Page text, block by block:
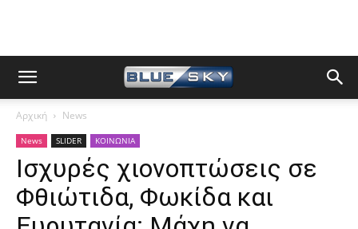
Αρχική News
News SLIDER ΚΟΙΝΩΝΙΑ
Ισχυρές χιονοπτώσεις σε
Φθιώτιδα, Φωκίδα και